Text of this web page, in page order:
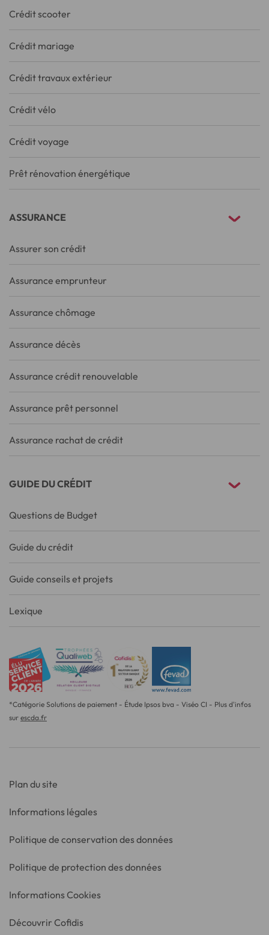
Crédit scooter
Crédit mariage
Crédit travaux extérieur
Crédit vélo
Crédit voyage
Prêt rénovation énergétique
ASSURANCE
Assurer son crédit
Assurance emprunteur
Assurance chômage
Assurance décès
Assurance crédit renouvelable
Assurance prêt personnel
Assurance rachat de crédit
GUIDE DU CRÉDIT
Questions de Budget
Guide du crédit
Guide conseils et projets
Lexique
*Catégorie Solutions de paiement - Étude Ipsos bva - Viséo CI - Plus d'infos
sur escda.fr
Plan du site
Informations légales
Politique de conservation des données
Politique de protection des données
Informations Cookies
Découvrir Cofidis